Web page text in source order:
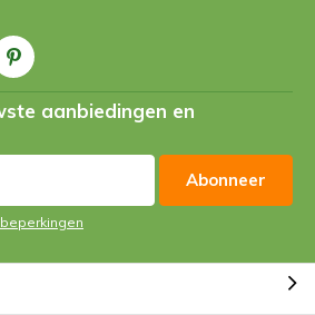
aanbiedingen en
Abonneer